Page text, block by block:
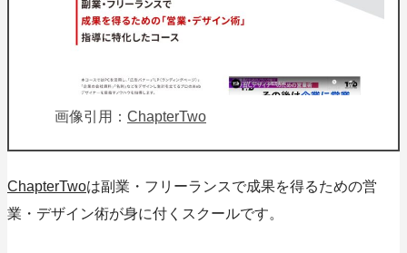
画像引用： ChapterTwo
ChapterTwoは副業・フリーランスで成果を得るための営
業・デザイン術が身に付くスクールです。